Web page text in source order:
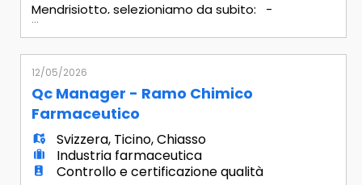
DE
ES
PT
Mendrisiotto, selezioniamo da subito: -
Aesthetic Quality Controller Mansionario
prodotti finiti in uscita dalla produzione
(validazione lotti); • Validare la
conformità estetica dei componenti e
dei prodotti rispetto agli standard
qualitativi aziendali; • Impleme
...
12/05/2026
Qc Manager - Ramo Chimico
Farmaceutico
Svizzera, Ticino,Chiasso
Industria farmaceutica
Controllo e certificazione qualità